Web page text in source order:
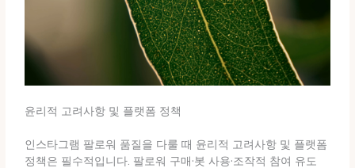
윤리적 고려사항 및 플랫폼 정책
인스타그램 팔로워 품질을 다룰 때 윤리적 고려사항 및 플랫폼
정책은 필수적입니다. 팔로워 구매·봇 사용·조작적 참여 유도